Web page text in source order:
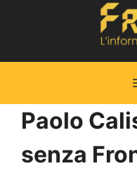
Paolo
senza